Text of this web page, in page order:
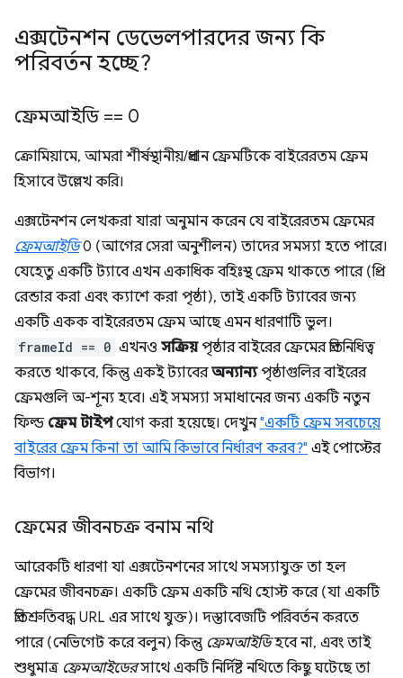
এক্সটেনশন ডেভেলপারদের জন্য কি
পরিবর্তন হচ্ছে?
ফ্রেমআইডি == 0
ক্রোমিয়ামে, আমরা শীর্ষস্থানীয়/প্রধান ফ্রেমটিকে বাইরেরতম ফ্রেম
হিসাবে উল্লেখ করি।
এক্সটেনশন লেখকরা যারা অনুমান করেন যে বাইরেরতম ফ্রেমের
ফ্রেমআইডি0 (আগের সেরা অনুশীলন) তাদের সমস্যা হতে পারে।
যেহেতু একটি ট্যাবে এখন একাধিক বহিঃস্থ ফ্রেম থাকতে পারে (প্রি-
রেন্ডার করা এবং ক্যাশে করা পৃষ্ঠা), তাই একটি ট্যাবের জন্য
একটি একক বাইরেরতম ফ্রেম আছে এমন ধারণাটি ভুল।
frameId == 0 এখনও সক্রিয়পৃষ্ঠার বাইরের ফ্রেমের প্রতিনিধিত্ব
করতে থাকবে, কিন্তু একই ট্যাবেরঅন্যান্যপৃষ্ঠাগুলির বাইরের
ফ্রেমগুলি অ-শূন্য হবে। এই সমস্যা সমাধানের জন্য একটি নতুন
ফিল্ড ফ্রেম টাইপযোগ করা হয়েছে। দেখুন"একটি ফ্রেম সবচেয়ে
বাইরের ফ্রেম কিনা তা আমি কিভাবে নির্ধারণ করব?" এই পোস্টের
বিভাগ।
ফ্রেমের জীবনচক্র বনাম নথি
আরেকটি ধারণা যা এক্সটেনশনের সাথে সমস্যাযুক্ত তা হল
ফ্রেমের জীবনচক্র। একটি ফ্রেম একটি নথি হোস্ট করে (যা একটি
প্রতিশ্রুতিবদ্ধ URL এর সাথে যুক্ত)। দস্তাবেজটি পরিবর্তন করতে
পারে (নেভিগেট করে বলুন) কিন্তু ফ্রেমআইডিহবে না, এবং তাই
শুধুমাত্র ফ্রেমআইডেরসাথে একটি নির্দিষ্ট নথিতে কিছু ঘটেছে তা